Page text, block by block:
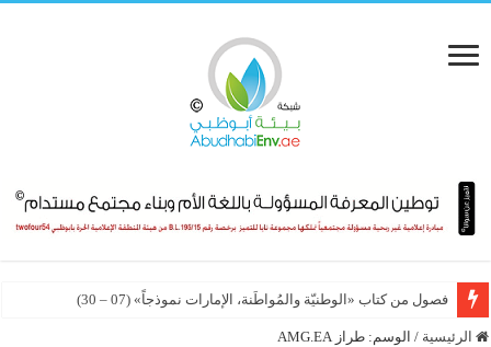
فصول من كتاب «الوطنيّة والمُواطَنة، الإمارات نموذجاً» (07 – 30)
الرئيسية / الوسم: طراز AMG.EA